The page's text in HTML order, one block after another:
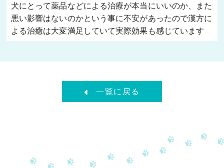
犬にとって薬品などによる治療が本当にいいのか、また
悪い影響はないのかという事に不安があったので漢方に
よる治癒は大変満足していて実際効果も感じています
一覧に戻る